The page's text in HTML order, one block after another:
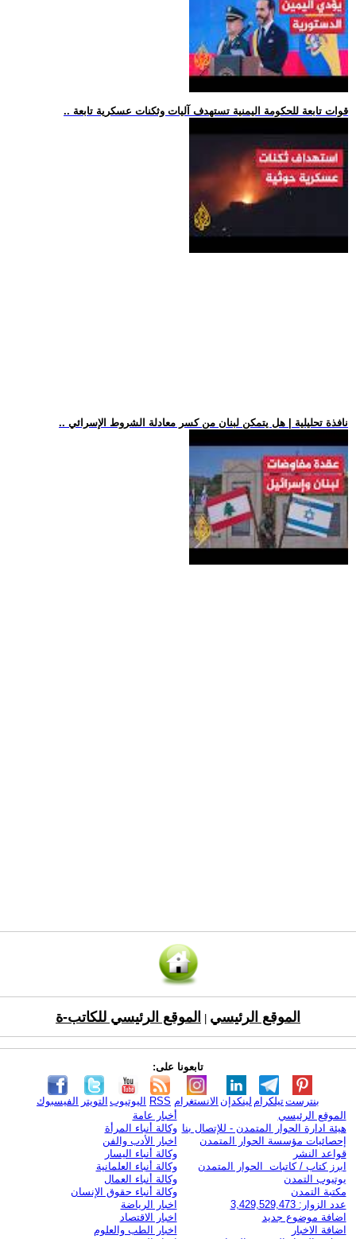
.. قوات تابعة للحكومة اليمنية تستهدف آليات وثكنات عسكرية تابعة
.. نافذة تحليلية | هل يتمكن لبنان من كسر معادلة الشروط الإسرائي
الموقع الرئيسي الموقع الرئيسي للكاتب-ة
تابعونا على:
الفيسبوك التويتر اليوتيوب RSS الانستغرام لينكدإن تيلكرامبنترست
الموقع الرئيسي
هيئة ادارة الحوار المتمدن - للإتصال بنا
إحصائيات مؤسسة الحوار المتمدن
قواعد النشر
ابرز كتاب / كاتبات الحوار المتمدن
يوتيوب التمدن
مكتبة التمدن
عدد الزوار: 3,429,529,473
اضافة موضوع جديد
اضافة الاخبار
أخبار عامة
وكالة أنباء المرأة
اخبار الأدب والفن
وكالة أنباء اليسار
وكالة أنباء العلمانية
وكالة أنباء العمال
وكالة أنباء حقوق الإنسان
اخبار الرياضة
اخبار الاقتصاد
اخبار الطب والعلوم